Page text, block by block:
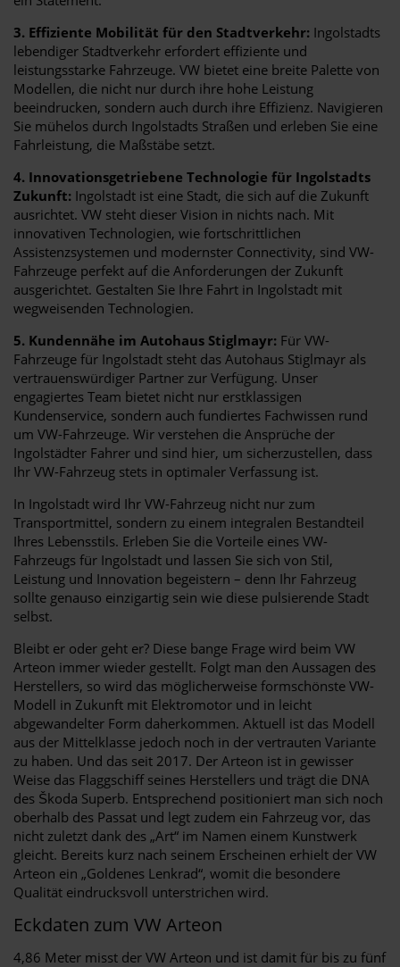
3. Effiziente Mobilität für den Stadtverkehr: Ingolstadts
lebendiger Stadtverkehr erfordert effiziente und
leistungsstarke Fahrzeuge. VW bietet eine breite Palette von
Modellen, die nicht nur durch ihre hohe Leistung
beeindrucken, sondern auch durch ihre Effizienz. Navigieren
Sie mühelos durch Ingolstadts Straßen und erleben Sie eine
Fahrleistung, die Maßstäbe setzt.
4. Innovationsgetriebene Technologie für Ingolstadts
Zukunft: Ingolstadt ist eine Stadt, die sich auf die Zukunft
ausrichtet. VW steht dieser Vision in nichts nach. Mit
innovativen Technologien, wie fortschrittlichen
Assistenzsystemen und modernster Connectivity, sind VW-
Fahrzeuge perfekt auf die Anforderungen der Zukunft
ausgerichtet. Gestalten Sie Ihre Fahrt in Ingolstadt mit
wegweisenden Technologien.
5. Kundennähe im Autohaus Stiglmayr: Für VW-
Fahrzeuge für Ingolstadt steht das Autohaus Stiglmayr als
vertrauenswürdiger Partner zur Verfügung. Unser
engagiertes Team bietet nicht nur erstklassigen
Kundenservice, sondern auch fundiertes Fachwissen rund
um VW-Fahrzeuge. Wir verstehen die Ansprüche der
Ingolstädter Fahrer und sind hier, um sicherzustellen, dass
Ihr VW-Fahrzeug stets in optimaler Verfassung ist.
In Ingolstadt wird Ihr VW-Fahrzeug nicht nur zum
Transportmittel, sondern zu einem integralen Bestandteil
Ihres Lebensstils. Erleben Sie die Vorteile eines VW-
Fahrzeugs für Ingolstadt und lassen Sie sich von Stil,
Leistung und Innovation begeistern – denn Ihr Fahrzeug
sollte genauso einzigartig sein wie diese pulsierende Stadt
selbst.
Bleibt er oder geht er? Diese bange Frage wird beim VW
Arteon immer wieder gestellt. Folgt man den Aussagen des
Herstellers, so wird das möglicherweise formschönste VW-
Modell in Zukunft mit Elektromotor und in leicht
abgewandelter Form daherkommen. Aktuell ist das Modell
aus der Mittelklasse jedoch noch in der vertrauten Variante
zu haben. Und das seit 2017. Der Arteon ist in gewisser
Weise das Flaggschiff seines Herstellers und trägt die DNA
des Škoda Superb. Entsprechend positioniert man sich noch
oberhalb des Passat und legt zudem ein Fahrzeug vor, das
nicht zuletzt dank des „Art“ im Namen einem Kunstwerk
gleicht. Bereits kurz nach seinem Erscheinen erhielt der VW
Arteon ein „Goldenes Lenkrad“, womit die besondere
Qualität eindrucksvoll unterstrichen wird.
Eckdaten zum VW Arteon
4,86 Meter misst der VW Arteon und ist damit für bis zu fünf